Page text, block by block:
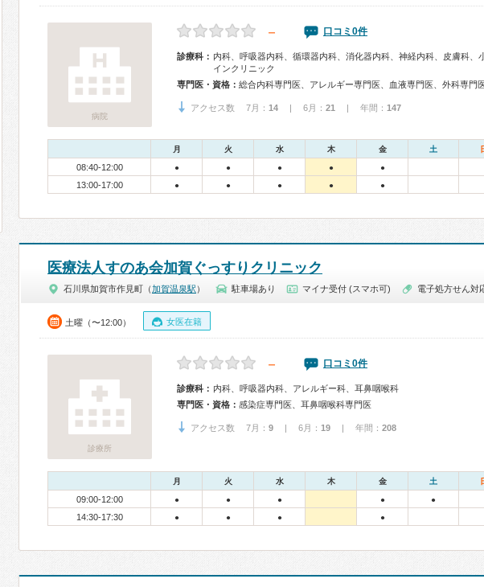
病院
－ 口コミ0件
診療科： 内科、呼吸器内科、循環器内科、消化器内科、神経内科、皮膚科、
インクリニック
専門医・資格：
アクセス数 7月： 14 | 6月： 21 | 年間： 147
月 火 水 木 金 土
08:40-12:00 ● ● ● ● ●
13:00-17:00 ● ● ● ● ●
医療法人すのあ会加賀ぐっすりクリニック
石川県加賀市作見町（加賀温泉駅 ） 駐車場あり マイナ受付 (スマホ可) 電子処方せん対
土曜（〜12:00） 女医在籍
診療所
－ 口コミ0件
診療科： 内科、呼吸器内科、アレルギー科、耳鼻咽喉科
専門医・資格： 感染症専門医、耳鼻咽喉科専門医
アクセス数 7月： 9 | 6月： 19 | 年間： 208
月 火 水 木 金 土
09:00-12:00 ● ● ● ● ●
14:30-17:30 ● ● ● ●